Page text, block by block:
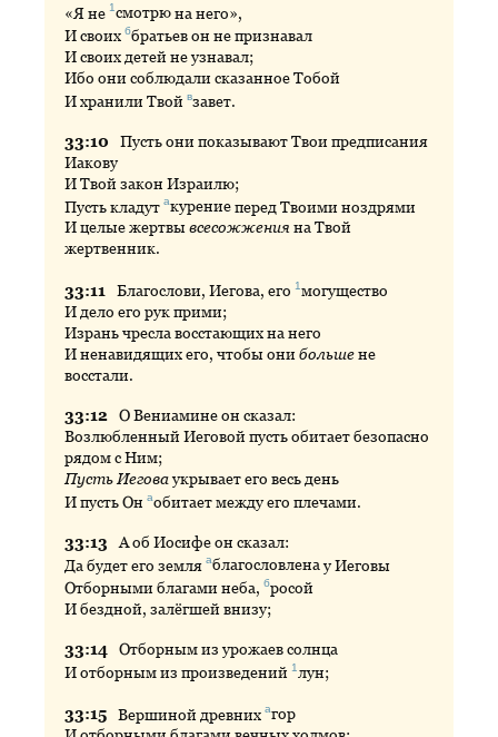
«Я не1смотрюна него»,
И своихббратьевон не признавал
И своих детей не узнавал;
Ибо они соблюдали сказанное Тобой
И хранили Твойвзавет.
33:10 Пустьони показывают Твои предписания
Иакову
И Твой закон Израилю;
Пусть кладутакурениеперед Твоими ноздрями
И целые жертвывсесожженияна Твой
жертвенник.
33:11 Благослови, Иегова, его1могущество
И дело его рук прими;
Изрань чресла восстающих на него
И ненавидящих его, чтобы онибольшене
восстали.
33:12 ОВениамине он сказал:
Возлюбленный Иеговой пусть обитает безопасно
рядом с Ним;
Пусть Иеговаукрывает его весь день
И пусть Онаобитаетмежду его плечами.
33:13 Аоб Иосифе он сказал:
Да будет его земляаблагословленау Иеговы
Отборными благами неба,бросой
И бездной, залёгшей внизу;
33:14 Отборнымиз урожаев солнца
И отборным из произведений1 лун;
33:15 Вершиной древнихагор